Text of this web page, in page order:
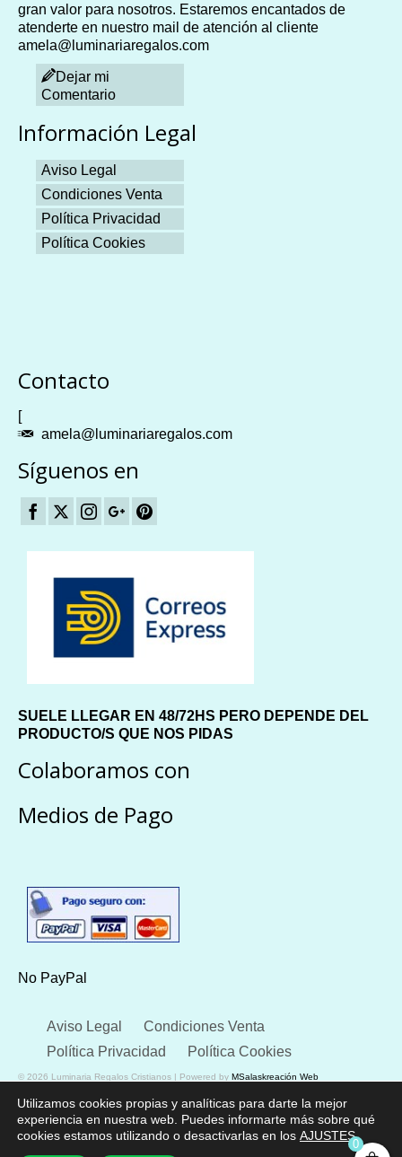
gran valor para nosotros. Estaremos encantados de
atenderte en nuestro mail de atención al cliente
amela@luminariaregalos.com
Dejar mi
Comentario
Información Legal
Aviso Legal
Condiciones Venta
Política Privacidad
Política Cookies
Contacto
[
amela@luminariaregalos.com
Síguenos en
SUELE LLEGAR EN 48/72HS PERO DEPENDE DEL
PRODUCTO/S QUE NOS PIDAS
Colaboramos con
Medios de Pago
No PayPal
Aviso Legal
Condiciones Venta
Política Privacidad
Política Cookies
© 2026 Luminaria Regalos Cristianos | Powered by MSalaskreación Web
0
Utilizamos cookies propias y analíticas para darte la mejor
experiencia en nuestra web. Puedes informarte más sobre qué
cookies estamos utilizando o desactivarlas en los AJUSTES.